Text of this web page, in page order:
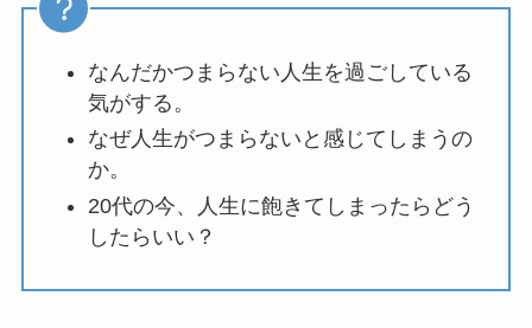
なんだかつまらない人生を過ごしている
気がする。
なぜ人生がつまらないと感じてしまうの
か。
20代の今、人生に飽きてしまったらどう
したらいい？